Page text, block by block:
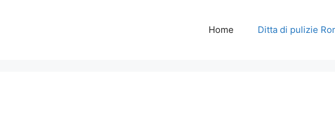
Home Ditta di pulizie